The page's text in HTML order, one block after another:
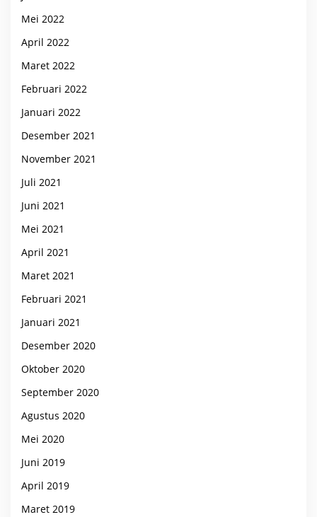
Mei 2022
April 2022
Maret 2022
Februari 2022
Januari 2022
Desember 2021
November 2021
Juli 2021
Juni 2021
Mei 2021
April 2021
Maret 2021
Februari 2021
Januari 2021
Desember 2020
Oktober 2020
September 2020
Agustus 2020
Mei 2020
Juni 2019
April 2019
Maret 2019